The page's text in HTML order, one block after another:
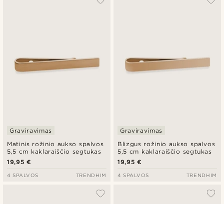
Matinis rožinio aukso spalvos
5,5 cm kaklaraiščio segtukas
Graviravimas
19,95 €
4 SPALVOS TRENDHIM
Blizgus rožinio aukso spalvos
5,5 cm kaklaraiščio segtukas
Graviravimas
19,95 €
4 SPALVOS TRENDHIM